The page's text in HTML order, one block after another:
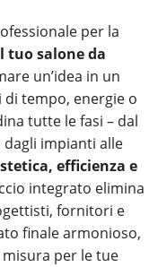
per la
tuo salone da
un’idea in un
tempo, energie o
tutte le fasi – dal
impianti alle
efficienza e
integrato elimina
fornitori e
finale armonioso,
per le tue